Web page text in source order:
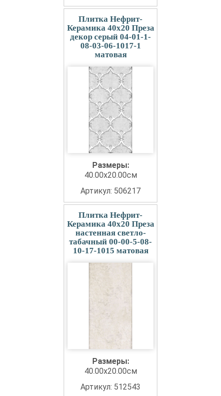
Плитка Нефрит-
Керамика 40x20 Преза
декор серый 04-01-1-
08-03-06-1017-1
матовая
Размеры:
40.00x20.00см
Артикул: 506217
Плитка Нефрит-
Керамика 40x20 Преза
настенная светло-
табачный 00-00-5-08-
10-17-1015 матовая
Размеры:
40.00x20.00см
Артикул: 512543